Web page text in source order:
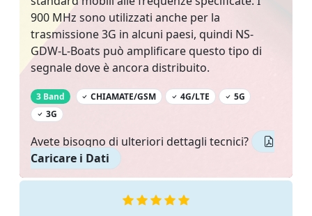
900 MHz sono utilizzati anche per la
trasmissione 3G in alcuni paesi, quindi NS-
GDW-L-Boats può amplificare questo tipo di
segnale dove è ancora distribuito.
3 Band ‌ CHIAMATE/GSM 4G/LTE
5G
3G
Avete bisogno di ulteriori dettagli tecnici?
Caricare i Dati